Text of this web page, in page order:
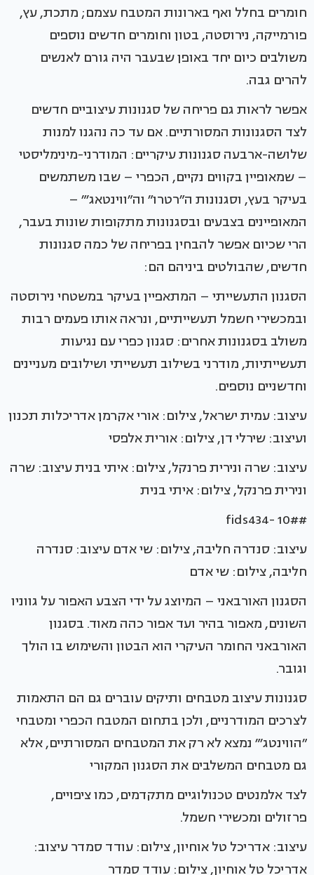
חומרים בחלל ואף בארונות המטבח עצמם; מתכת, עץ,
פורמייקה, נירוסטה, בטון וחומרים חדשים נוספים
משולבים כיום יחד באופן שבעבר היה גורם לאנשים
להרים גבה.
אפשר לראות גם פריחה של סגנונות עיצוביים חדשים
לצד הסגנונות המסורתיים. אם עד כה נהגנו למנות
שלושה-ארבעה סגנונות עיקריים: המודרני-מינימליסטי
– שמאופיין בקווים נקיים, הכפרי – שבו משתמשים
בעיקר בעץ, וסגנונות ה״רטרו״ וה״ווינטאג׳״ –
המאופיינים בצבעים ובסגנונות מתקופות שונות בעבר,
הרי שכיום אפשר להבחין בפריחה של כמה סגנונות
חדשים, שהבולטים ביניהם הם:
הסגנון התעשייתי – המתאפיין בעיקר במשטחי נירוסטה
ובמכשירי חשמל תעשייתיים, ונראה אותו פעמים רבות
משולב בסגנונות אחרים: סגנון כפרי עם נגיעות
תעשייתיות, מודרני בשילוב תעשייתי ושילובים מעניינים
וחדשניים נוספים.
עיצוב: עמית ישראל, צילום: אורי אקרמן אדריכלות תכנון
ועיצוב: שירלי דן, צילום: אורית אלפסי
עיצוב: שרה ונירית פרנקל, צילום: איתי בנית עיצוב: שרה
ונירית פרנקל, צילום: איתי בנית
#fids434- 10#
עיצוב: סנדרה חליבה, צילום: שי אדם עיצוב: סנדרה
חליבה, צילום: שי אדם
הסגנון האורבאני – המיוצג על ידי הצבע האפור על גווניו
השונים, מאפור בהיר ועד אפור כהה מאוד. בסגנון
האורבאני החומר העיקרי הוא הבטון והשימוש בו הולך
וגובר.
סגנונות עיצוב מטבחים ותיקים עוברים גם הם התאמות
לצרכים המודרניים, ולכן בתחום המטבח הכפרי ומטבחי
״הווינטג׳״ נמצא לא רק את המטבחים המסורתיים, אלא
גם מטבחים המשלבים את הסגנון המקורי
לצד אלמנטים טכנולוגיים מתקדמים, כמו ציפויים,
פרזולים ומכשירי חשמל.
עיצוב: אדריכל טל אוחיון, צילום: עודד סמדר עיצוב:
אדריכל טל אוחיון, צילום: עודד סמדר